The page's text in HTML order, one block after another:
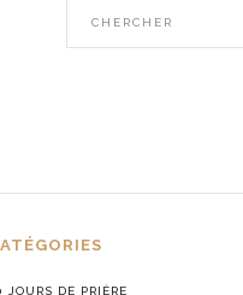
JOURS DE PRIÈRE